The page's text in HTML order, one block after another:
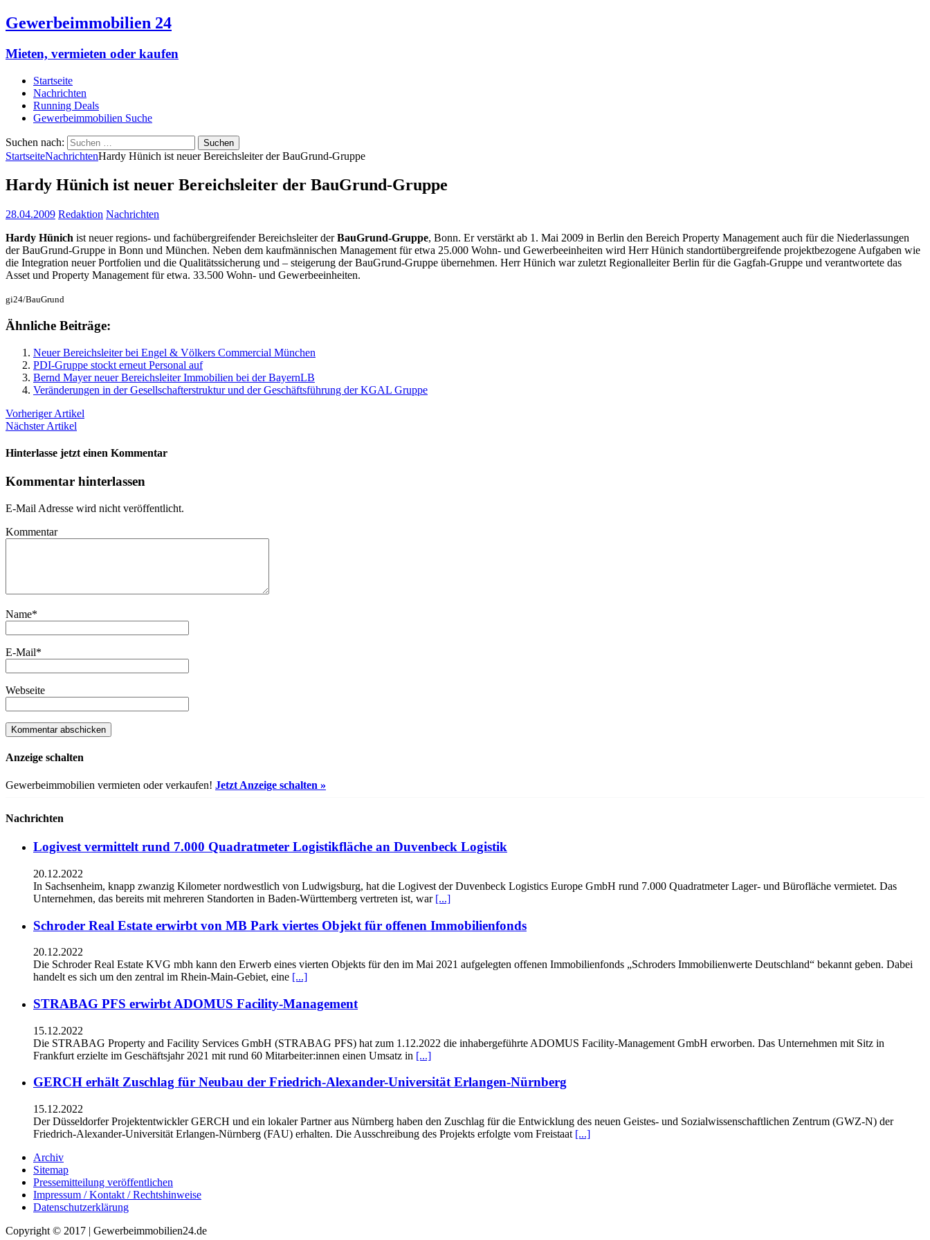
Gewerbeimmobilien 24
Mieten, vermieten oder kaufen
Startseite
Nachrichten
Running Deals
Gewerbeimmobilien Suche
Suchen nach:
StartseiteNachrichtenHardy Hünich ist neuer Bereichsleiter der BauGrund-Gruppe
Hardy Hünich ist neuer Bereichsleiter der BauGrund-Gruppe
28.04.2009 Redaktion Nachrichten
Hardy Hünich ist neuer regions- und fachübergreifender Bereichsleiter derBauGrund-Gruppe, Bonn. Er verstärkt ab 1. Mai 2009 in Berlin den Bereich Property Management auch für die Niederlassungen
der BauGrund-Gruppe in Bonn und München. Neben dem kaufmännischen Management für etwa 25.000 Wohn- und Gewerbeeinheiten wird Herr Hünich standortübergreifende projektbezogene Aufgaben wie
die Integration neuer Portfolien und die Qualitätssicherung und – steigerung der BauGrund-Gruppe übernehmen. Herr Hünich war zuletzt Regionalleiter Berlin für die Gagfah-Gruppe und verantwortete das
Asset und Property Management für etwa. 33.500 Wohn- und Gewerbeeinheiten.
gi24/BauGrund
Ähnliche Beiträge:
Neuer Bereichsleiter bei Engel & Völkers Commercial München
PDI-Gruppe stockt erneut Personal auf
Bernd Mayer neuer Bereichsleiter Immobilien bei der BayernLB
Veränderungen in der Gesellschafterstruktur und der Geschäftsführung der KGAL Gruppe
Vorheriger Artikel
Nächster Artikel
Hinterlasse jetzt einen Kommentar
Kommentar hinterlassen
E-Mail Adresse wird nicht veröffentlicht.
Kommentar
Name*
E-Mail*
Webseite
Anzeige schalten
Gewerbeimmobilien vermieten oder verkaufen! Jetzt Anzeige schalten »
Nachrichten
Logivest vermittelt rund 7.000 Quadratmeter Logistikfläche an Duvenbeck Logistik
20.12.2022
In Sachsenheim, knapp zwanzig Kilometer nordwestlich von Ludwigsburg, hat die Logivest der Duvenbeck Logistics Europe GmbH rund 7.000 Quadratmeter Lager- und Bürofläche vermietet. Das
Unternehmen, das bereits mit mehreren Standorten in Baden-Württemberg vertreten ist, war [...]
Schroder Real Estate erwirbt von MB Park viertes Objekt für offenen Immobilienfonds
20.12.2022
Die Schroder Real Estate KVG mbh kann den Erwerb eines vierten Objekts für den im Mai 2021 aufgelegten offenen Immobilienfonds „Schroders Immobilienwerte Deutschland“ bekannt geben. Dabei
handelt es sich um den zentral im Rhein-Main-Gebiet, eine [...]
STRABAG PFS erwirbt ADOMUS Facility-Management
15.12.2022
Die STRABAG Property and Facility Services GmbH (STRABAG PFS) hat zum 1.12.2022 die inhabergeführte ADOMUS Facility-Management GmbH erworben. Das Unternehmen mit Sitz in
Frankfurt erzielte im Geschäftsjahr 2021 mit rund 60 Mitarbeiter:innen einen Umsatz in [...]
GERCH erhält Zuschlag für Neubau der Friedrich-Alexander-Universität Erlangen-Nürnberg
15.12.2022
Der Düsseldorfer Projektentwickler GERCH und ein lokaler Partner aus Nürnberg haben den Zuschlag für die Entwicklung des neuen Geistes- und Sozialwissenschaftlichen Zentrum (GWZ-N) der
Friedrich-Alexander-Universität Erlangen-Nürnberg (FAU) erhalten. Die Ausschreibung des Projekts erfolgte vom Freistaat [...]
Archiv
Sitemap
Pressemitteilung veröffentlichen
Impressum / Kontakt / Rechtshinweise
Datenschutzerklärung
Copyright © 2017 | Gewerbeimmobilien24.de